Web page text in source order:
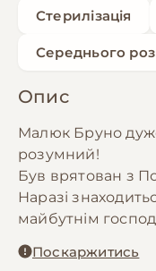
Стерилізація
Середнього
Опис
Малюк Бруно
розумний!
Був врятован з
Наразі
майбутнім
Вирос
Поскаржитись